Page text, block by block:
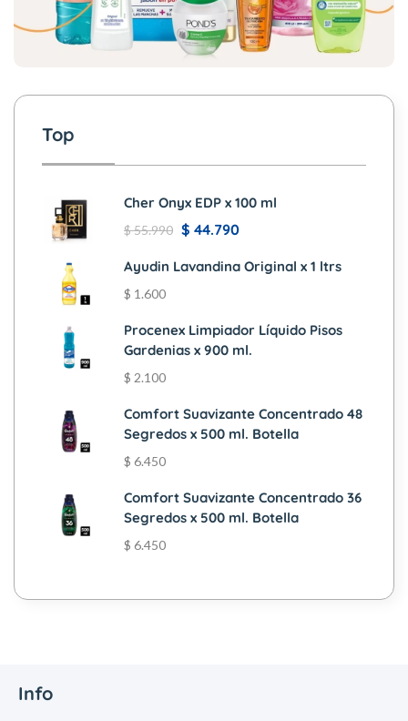
Top
Cher Onyx EDP x 100 ml
$55.990 $ 44.790
Ayudin Lavandina Original x 1 ltrs
$ 1.600
Procenex Limpiador Líquido Pisos
Gardenias x 900 ml.
$ 2.100
Comfort Suavizante Concentrado 48
Segredos x 500 ml. Botella
$ 6.450
Comfort Suavizante Concentrado 36
Segredos x 500 ml. Botella
$ 6.450
Info